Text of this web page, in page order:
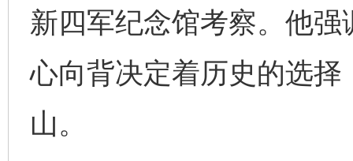
新四军纪念馆考察。他
心向背决定着历史的选
山。